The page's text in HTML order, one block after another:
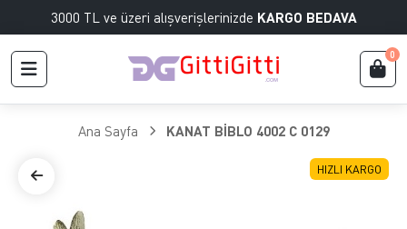
3000 TL ve üzeri alışverişlerinizde KARGO BEDAVA
0
Ana Sayfa KANAT BİBLO 4002 C 0129
HIZLI KARGO